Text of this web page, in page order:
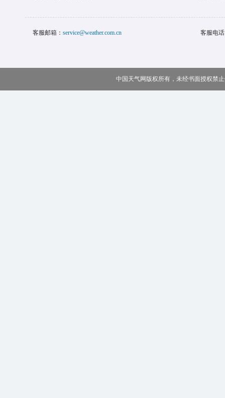
客服邮箱： service@weather.com.cn 客服电
中国天气网版权所有，未经书面授权